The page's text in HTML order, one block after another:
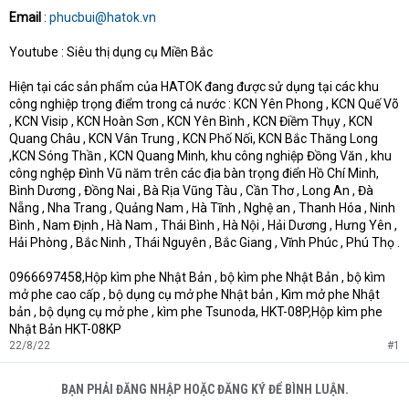
Email : phucbui@hatok.vn
Youtube : Siêu thị dụng cụ Miền Bắc
Hiện tại các sản phẩm của HATOK đang được sử dụng tại các khu
công nghiệp trọng điểm trong cả nước : KCN Yên Phong , KCN Quế Võ
, KCN Visip , KCN Hoàn Sơn , KCN Yên Bình , KCN Điềm Thụy , KCN
Quang Châu , KCN Vân Trung , KCN Phố Nối, KCN Bắc Thăng Long
,KCN Sóng Thần , KCN Quang Minh, khu công nghiệp Đồng Văn , khu
công nghệp Đình Vũ năm trên các địa bàn trọng điển Hồ Chí Minh,
Bình Dương , Đồng Nai , Bà Rịa Vũng Tàu , Cần Thơ , Long An , Đà
Nẵng , Nha Trang , Quảng Nam , Hà Tĩnh , Nghệ an , Thanh Hóa , Ninh
Bình , Nam Định , Hà Nam , Thái Bình , Hà Nội , Hải Dương , Hưng Yên ,
Hải Phòng , Bắc Ninh , Thái Nguyên , Bắc Giang , Vĩnh Phúc , Phú Thọ .
0966697458,Hộp kìm phe Nhật Bản , bộ kìm phe Nhật Bản , bộ kìm
mở phe cao cấp , bộ dụng cụ mở phe Nhật bản , Kìm mở phe Nhật
bản , bộ dụng cụ mở phe , kìm phe Tsunoda, HKT-08P,Hộp kìm phe
Nhật Bản HKT-08KP
22/8/22 #1
BẠN PHẢI ĐĂNG NHẬP HOẶC ĐĂNG KÝ ĐỂ BÌNH LUẬN.